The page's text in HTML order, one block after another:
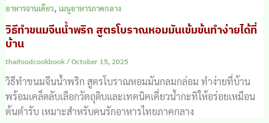
อาหารจานเดียว, เมนูอาหารภาคกลาง
วิธีทำขนมจีนน้ำพริก สูตรโบราณหอมมันเข้มข้นทำง่ายได้ที่
บ้าน
thaifoodcookbook/October 15, 2025
วิธีทำขนมจีนน้ำพริก สูตรโบราณหอมมันกลมกล่อม ทำง่ายที่บ้าน
พร้อมเคล็ดลับเลือกวัตถุดิบและเทคนิคเคี่ยวน้ำกะทิให้อร่อยเหมือน
ต้นตำรับ เหมาะสำหรับคนรักอาหารไทยภาคกลาง